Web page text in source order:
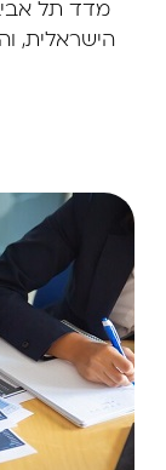
הישראלית,
החברות